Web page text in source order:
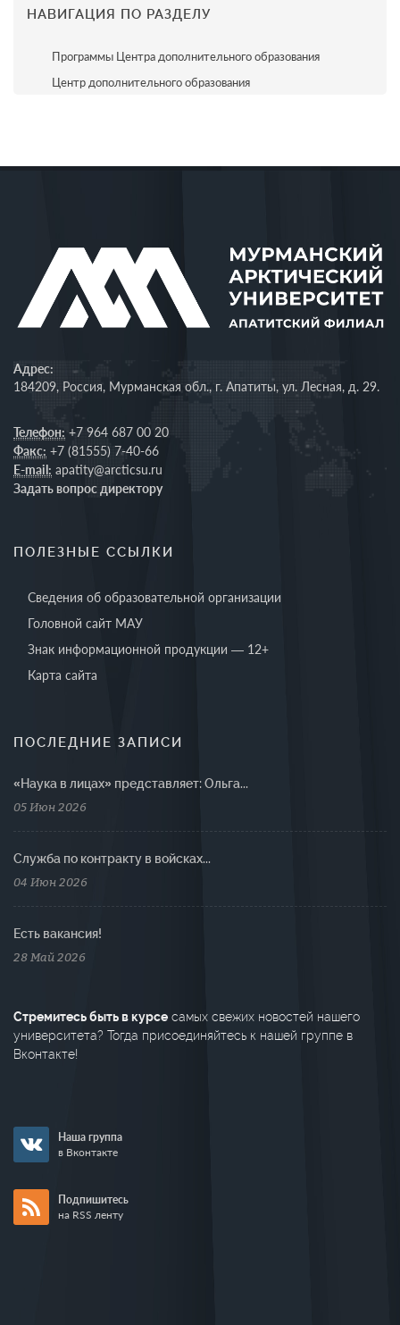
НАВИГАЦИЯ ПО РАЗДЕЛУ
Программы Центра дополнительного образования
Центр дополнительного образования
Адрес:
184209, Россия, Мурманская обл., г. Апатиты, ул. Лесная, д. 29.
Телефон: +7 964 687 00 20
Факс: +7 (81555) 7-40-66
E-mail: apatity@arcticsu.ru
Задать вопрос директору
ПОЛЕЗНЫЕ ССЫЛКИ
Сведения об образовательной организации
Головной сайт МАУ
Знак информационной продукции — 12+
Карта сайта
ПОСЛЕДНИЕ ЗАПИСИ
«Наука в лицах» представляет: Ольга...
05 Июн 2026
Cлужба по контракту в войсках...
04 Июн 2026
Есть вакансия!
28 Май 2026
Стремитесь быть в курсе самых свежих новостей нашего
университета? Тогда присоединяйтесь к нашей группе в
Вконтакте!
Наша группа
в Вконтакте
Подпишитесь
на RSS ленту